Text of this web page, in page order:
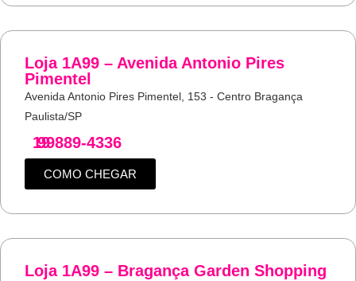
Loja 1A99 – Avenida Antonio Pires
Pimentel
Avenida Antonio Pires Pimentel, 153 - Centro Bragança
Paulista/SP
19
99889-4336
COMO CHEGAR
Loja 1A99 – Bragança Garden Shopping